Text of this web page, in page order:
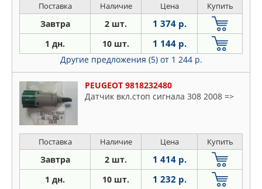
Поставка Наличие Цена Купить
Завтра 2 шт. 1 374 р.
1 дн. 10 шт. 1 144 р.
Другие предложения (5) от 1 244 р.
PEUGEOT 9818232480
Датчик вкл.стоп сигнала 308 2008 =>
Поставка Наличие Цена Купить
Завтра 2 шт. 1 414 р.
1 дн. 10 шт. 1 232 р.